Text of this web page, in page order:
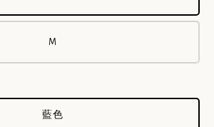
M
藍色